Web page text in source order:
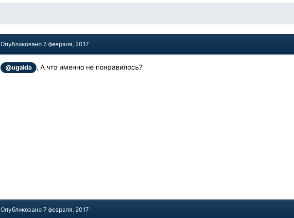
Опубликовано7 февраля, 2017
@ugaida , А что именно не понравилось?
Опубликовано7 февраля, 2017